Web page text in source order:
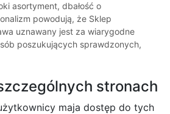
asortyment, dbałość o
powodują, że Sklep
uznawany jest za wiarygodne
poszukujących sprawdzonych,
stronach
maja dostęp do tych